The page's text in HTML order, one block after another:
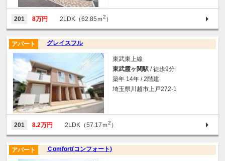
201 8万円 2LDK（62.85ｍ2 ）
グレイスフル
アパート
東武東上線
東武霞ヶ関駅 / 徒歩9分
築年 14年 / 2階建
埼玉県川越市上戸272-1
201 8.2万円 2LDK（57.17ｍ2 ）
Ｃomfort(コンフォート)
アパート